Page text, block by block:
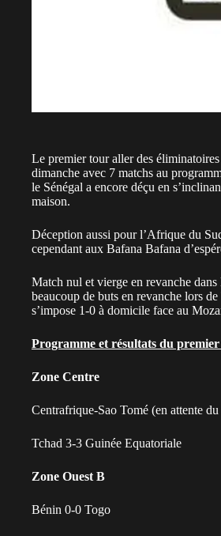
Le premier tour aller des
dimanche avec 7 matchs au
le Sénégal a encore déçu en
maison.
Déception aussi pour l’Afrique du
cependant aux Bafana Bafana
Match nul et vierge en revanche
beaucoup de buts en revanche lors
s’impose 1-0 à domicile face au
Programme et résultats du
Zone Centre
Centrafrique-Sao Tomé (en attente
Tchad 3-3 Guinée Equatoriale
Zone Ouest B
Bénin 0-0 Togo